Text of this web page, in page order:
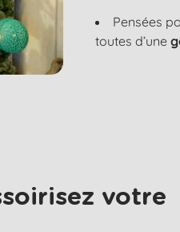
Pensées
toutes d’une
votre